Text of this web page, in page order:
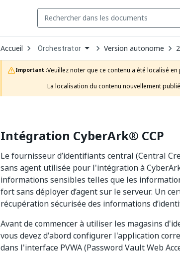
Accueil Open
Dropdown
to
choose
product
Orchestrator Version autonome
Important :Veuillez noter que ce contenu a été localisé
La localisation du contenu nouvellement
Intégration CyberArk® CCP
Le fournisseur d’identifiants central (Central
sans agent utilisée pour l'intégration à
informations sensibles telles que les
fort sans déployer d’agent sur le serveur. Un
récupération sécurisée des informations
Avant de commencer à utiliser les magasins
vous devez d'abord configurer l'application
dans l'interface PVWA (Password Vault Web